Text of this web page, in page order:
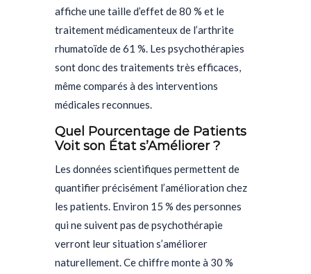
affiche une taille d’effet de 80 % et le
traitement médicamenteux de l’arthrite
rhumatoïde de 61 %. Les psychothérapies
sont donc des traitements très efficaces,
même comparés à des interventions
médicales reconnues.
Quel Pourcentage de Patients
Voit son État s’Améliorer ?
Les données scientifiques permettent de
quantifier précisément l’amélioration chez
les patients. Environ 15 % des personnes
qui ne suivent pas de psychothérapie
verront leur situation s’améliorer
naturellement. Ce chiffre monte à 30 %